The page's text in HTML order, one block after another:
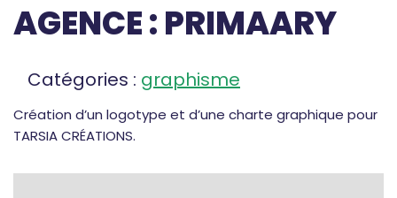
AGENCE : PRIMAARY
Catégories : graphisme
Création d’un logotype et d’une charte graphique pour
TARSIA CRÉATIONS.